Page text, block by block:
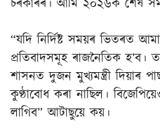
চৰকাৰৰ। আমি ২০২৬ক শেষ
“যদি নিৰ্দিষ্ট সময়ৰ ভিতৰত
প্ৰতিবাদসমূহ ৰাজনৈতিক হ’ব।
শাসনত দুজন মুখ্যমন্ত্ৰী দিয়াৰ
কুণ্ঠাবোধ কৰা নাছিল।
লাগিব” আটাছুয়ে কয়।